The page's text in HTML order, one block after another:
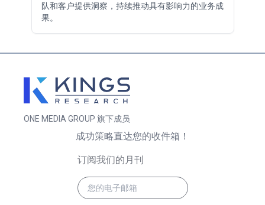
队和客户提供洞察，持续推动具有影响力的业务成
果。
ONE MEDIA GROUP 旗下成员
成功策略直达您的收件箱！
订阅我们的月刊